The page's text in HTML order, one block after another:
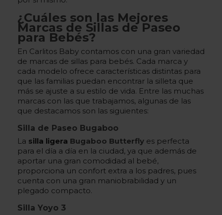
¿Cuáles son las Mejores
Marcas de Sillas de Paseo
para Bebés?
En Carlitos Baby contamos con una gran variedad
de marcas de sillas para bebés. Cada marca y
cada modelo ofrece características distintas para
que las familias puedan encontrar la silleta que
más se ajuste a su estilo de vida. Entre las muchas
marcas con las que trabajamos, algunas de las
que destacamos son las siguientes:
Silla de Paseo Bugaboo
La silla ligera Bugaboo Butterfly es perfecta
para el día a día en la ciudad, ya que además de
aportar una gran comodidad al bebé,
proporciona un confort extra a los padres, pues
cuenta con una gran maniobrabilidad y un
plegado compacto.
Silla Yoyo 3